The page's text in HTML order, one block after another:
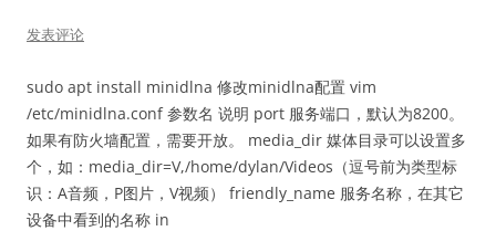
发表评论
sudo apt install minidlna 修改minidlna配置 vim
/etc/minidlna.conf 参数名 说明 port 服务端口，默认为8200。
如果有防火墙配置，需要开放。 media_dir 媒体目录可以设置多
个，如：media_dir=V,/home/dylan/Videos（逗号前为类型标
识：A音频，P图片，V视频） friendly_name 服务名称，在其它
设备中看到的名称 in